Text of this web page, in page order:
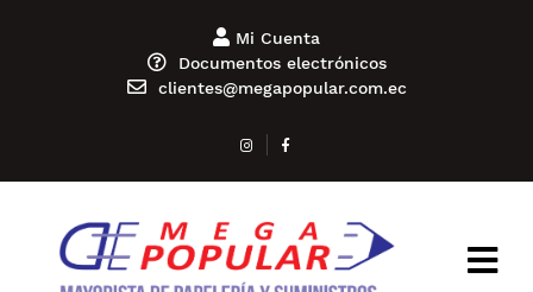
Mi Cuenta
Documentos electrónicos
clientes@megapopular.com.ec